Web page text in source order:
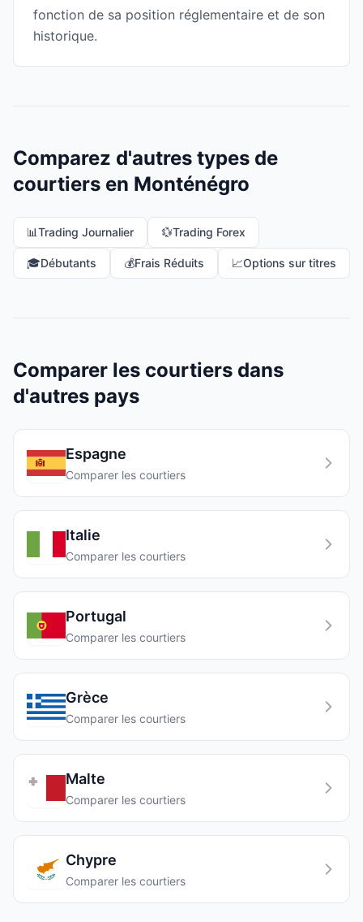
fonction de sa position réglementaire et de son
historique.
Comparez d'autres types de
courtiers en Monténégro
📊Trading Journalier 💱Trading Forex
🎓Débutants 💰Frais Réduits 📈Options sur titres
Comparer les courtiers dans
d'autres pays
Espagne
Comparer les courtiers
Italie
Comparer les courtiers
Portugal
Comparer les courtiers
Grèce
Comparer les courtiers
Malte
Comparer les courtiers
Chypre
Comparer les courtiers